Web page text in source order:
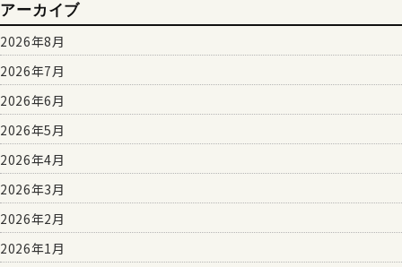
アーカイブ
2026年8月
2026年7月
2026年6月
2026年5月
2026年4月
2026年3月
2026年2月
2026年1月